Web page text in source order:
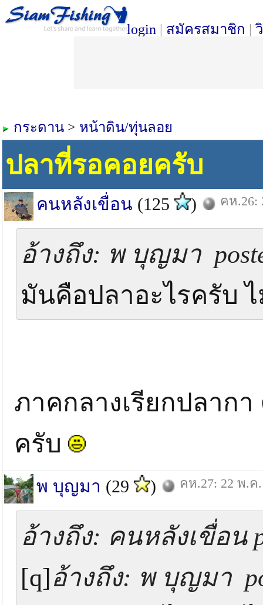
login | สมัครสมาชิก |
กระดาน > หน้าดิน/ทุ่นลอย
ปลาที่รอคอยครับ
คนหลังเขื่อน (125 ) คห.26:
อ้างถึง: พ บุญมา
มันคือปลาอะไรครับ
ภาคกลางเรียกปลาก
ครับ
พ บุญมา (29 ) คห.27: 22 พ.ค.
อ้างถึง: คนหลังเขื่อน
[q]อ้างถึง: พ บุญมา